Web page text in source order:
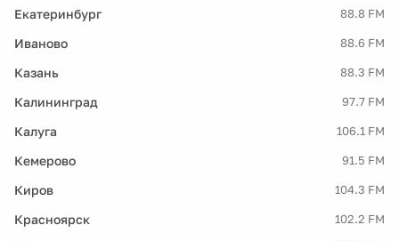
Екатеринбург 88.8 FM
Иваново 88.6 FM
Казань 88.3 FM
Калининград 97.7 FM
Калуга 106.1 FM
Кемерово 91.5 FM
Киров 104.3 FM
Красноярск 102.2 FM